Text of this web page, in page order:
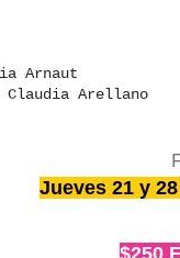
Arnaut
Arellano
Jueves 21 y